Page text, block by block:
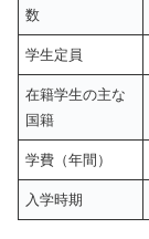
数
学生定員
在籍学生の主な
国籍
学費（年間）
入学時期